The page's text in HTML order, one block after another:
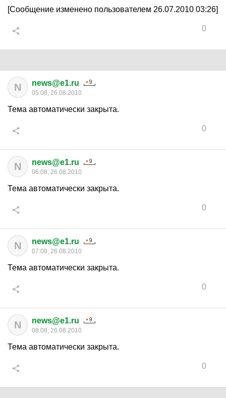
[Сообщение изменено пользователем 26.07.2010 03:26]
0
N news@e1.ru
05:08, 26.08.2010
Тема автоматически закрыта.
0
N news@e1.ru
06:08, 26.08.2010
Тема автоматически закрыта.
0
N news@e1.ru
07:08, 26.08.2010
Тема автоматически закрыта.
0
N news@e1.ru
08:08, 26.08.2010
Тема автоматически закрыта.
0